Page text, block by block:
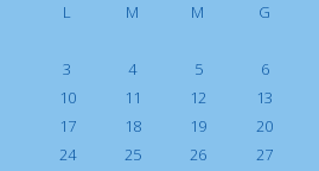
L
M M G
3
4 5 6
10
11 12 13
17
18 19 20
24
25 26 27